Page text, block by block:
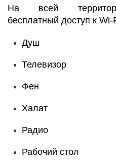
На всей
бесплатный доступ к Wi-
Душ
Телевизор
Фен
Халат
Радио
Рабочий стол